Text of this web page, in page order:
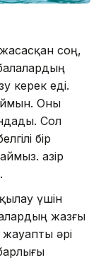
соң,
керек еді.
Оны
Сол
бір
Қазір
үшін
жазғы
әрі